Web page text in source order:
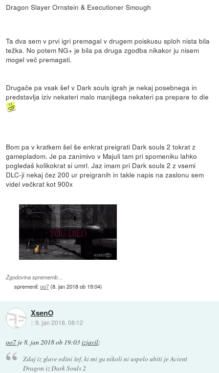
Dragon Slayer Ornstein & Executioner Smough
Ta dva sem v prvi igri premagal v drugem poiskusu sploh nista bila
težka. No potem NG+ je bila pa druga zgodba nikakor ju nisem
mogel več premagati.
Drugače pa vsak šef v Dark souls igrah je nekaj posebnega in
predstavlja iziv nekateri malo manjšega nekateri pa prepare to die
Bom pa v kratkem šel še enkrat preigrati Dark souls 2 tokrat z
gamepladom. Je pa zanimivo v Majuli tam pri spomeniku lahko
pogledaš kolikokrat si umrl. Jaz imam pri Dark souls 2 z vsemi
DLC-ji nekaj čez 200 ur preigranih in takle napis na zaslonu sem
videl večkrat kot 900x
Zgodovina sprememb…
spremenil:oo7(8. jan 2018 ob 19:04)
XsenO
::9. jan 2018, 08:12
oo7 je8. jan 2018 ob 19:03izjavil:
Zdaj iz glave edini šef, ki mi ga nikoli ni uspelo ubiti je Acient
Dragon iz Dark Souls 2